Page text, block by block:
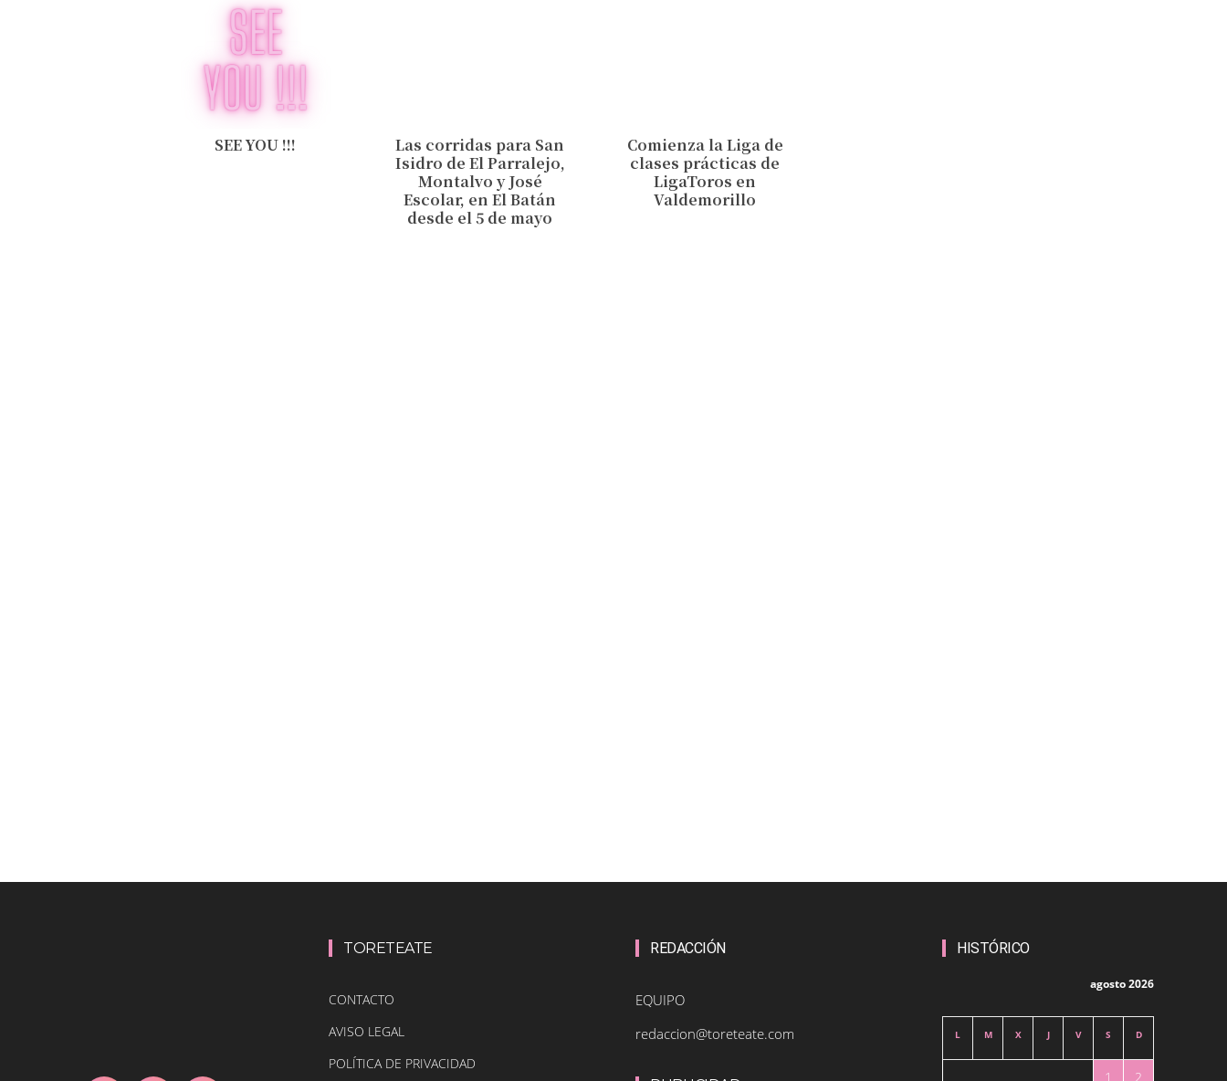
SEE YOU !!!
Las corridas para San
Isidro de El Parralejo,
Montalvo y José
Escolar, en El Batán
desde el 5 de mayo
Comienza la Liga de
clases prácticas de
LigaToros en
Valdemorillo
TORETEATE
CONTACTO
AVISO LEGAL
POLÍTICA DE PRIVACIDAD
REDACCIÓN
EQUIPO
redaccion@toreteate.com
HISTÓRICO
agosto 2026
L M X J V S D
1 2